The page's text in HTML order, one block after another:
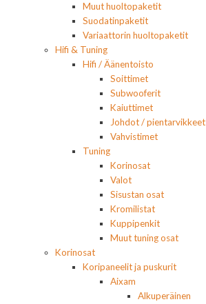
Muut huoltopaketit
Suodatinpaketit
Variaattorin huoltopaketit
Hifi & Tuning
Hifi / Äänentoisto
Soittimet
Subwooferit
Kaiuttimet
Johdot / pientarvikkeet
Vahvistimet
Tuning
Korinosat
Valot
Sisustan osat
Kromilistat
Kuppipenkit
Muut tuning osat
Korinosat
Koripaneelit ja puskurit
Aixam
Alkuperäinen